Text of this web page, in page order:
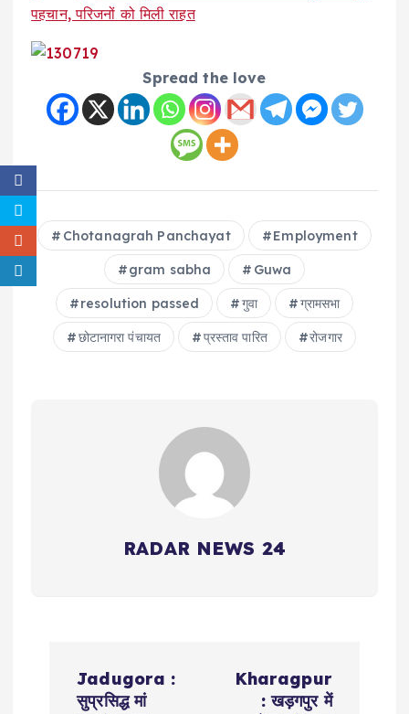
पहचान, परिजनों को मिली राहत
Spread the love
Chotanagrah Panchayat Employment
gram sabha Guwa
resolution passed गुवा ग्रामसभा
छोटानागरा पंचायत प्रस्ताव पारित रोजगार
RADAR NEWS 24
Jadugora :
सुप्रसिद्ध मां
Kharagpur
: खड़गपुर में